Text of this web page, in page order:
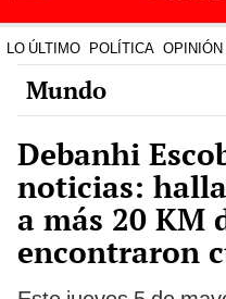
LO ÚLTIMO POLÍTICA OPINIÓN
Mundo
Debanhi
noticias:
a más 20 KM
encontraron